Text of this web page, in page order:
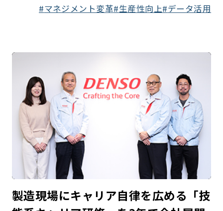
マネジメント変革 生産性向上 データ活用
製造現場にキャリア自律を広める「技